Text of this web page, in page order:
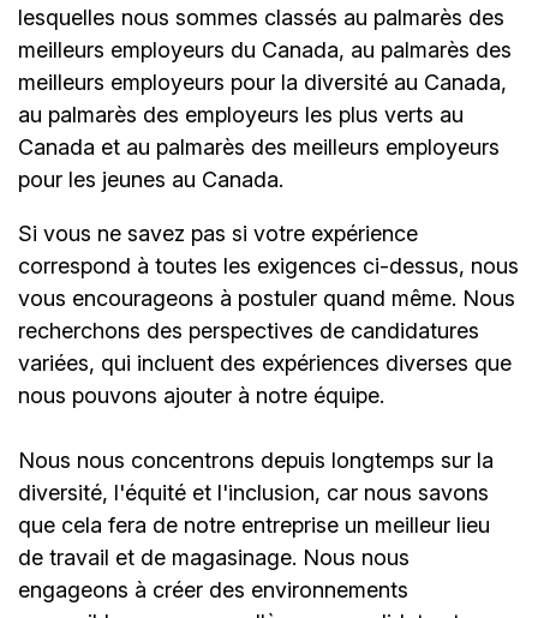
lesquelles nous sommes classés au palmarès des
meilleurs employeurs du Canada, au palmarès des
meilleurs employeurs pour la diversité au Canada,
au palmarès des employeurs les plus verts au
Canada et au palmarès des meilleurs employeurs
pour les jeunes au Canada.
Si vous ne savez pas si votre expérience
correspond à toutes les exigences ci-dessus, nous
vous encourageons à postuler quand même. Nous
recherchons des perspectives de candidatures
variées, qui incluent des expériences diverses que
nous pouvons ajouter à notre équipe.
Nous nous concentrons depuis longtemps sur la
diversité, l'équité et l'inclusion, car nous savons
que cela fera de notre entreprise un meilleur lieu
de travail et de magasinage. Nous nous
engageons à créer des environnements